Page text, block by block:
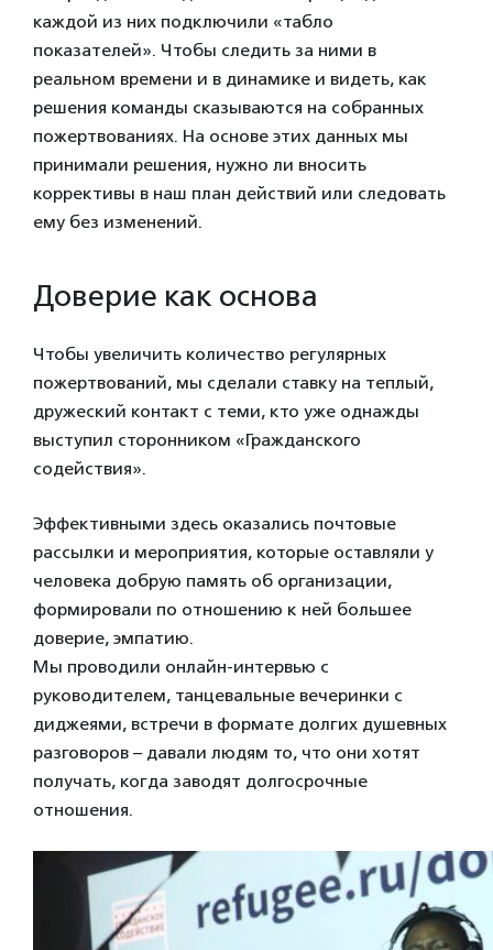
каждой из них подключили «табло
показателей». Чтобы следить за ними в
реальном времени и в динамике и видеть, как
решения команды сказываются на собранных
пожертвованиях. На основе этих данных мы
принимали решения, нужно ли вносить
коррективы в наш план действий или следовать
ему без изменений.
Доверие как основа
Чтобы увеличить количество регулярных
пожертвований, мы сделали ставку на теплый,
дружеский контакт с теми, кто уже однажды
выступил сторонником «Гражданского
содействия».
Эффективными здесь оказались почтовые
рассылки и мероприятия, которые оставляли у
человека добрую память об организации,
формировали по отношению к ней большее
доверие, эмпатию.
Мы проводили онлайн-интервью с
руководителем, танцевальные вечеринки с
диджеями, встречи в формате долгих душевных
разговоров – давали людям то, что они хотят
получать, когда заводят долгосрочные
отношения.